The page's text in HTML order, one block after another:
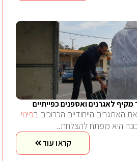
לאגרנים ואספנים כפייתיים
האתגרים הייחודיים הכרוכים בפינוי
היא מפתח להצלחת..
קראו עוד